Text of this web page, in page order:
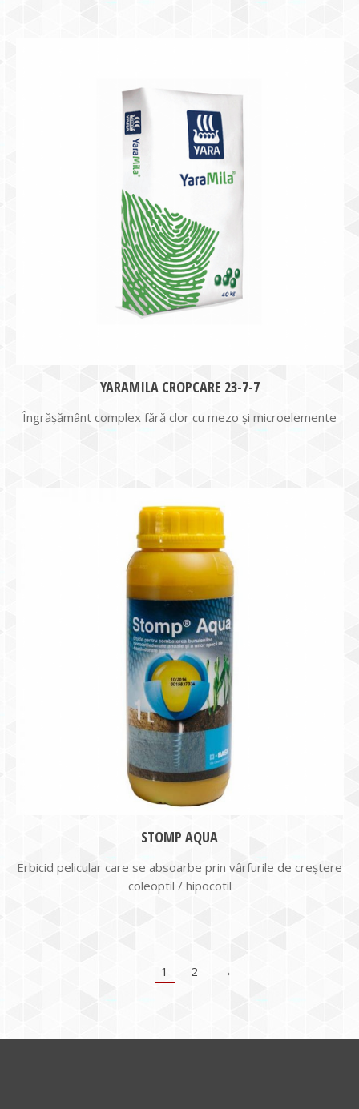
YARAMILA CROPCARE 23-7-7
Îngrăşământ complex fără clor cu mezo şi microelemente
STOMP AQUA
Erbicid pelicular care se absoarbe prin vârfurile de creștere
coleoptil / hipocotil
1 2 →